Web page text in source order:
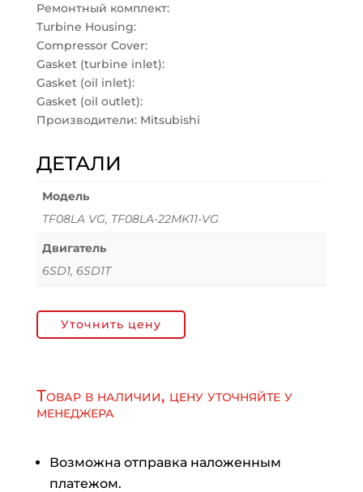
Ремонтный комплект:
Turbine Housing:
Compressor Cover:
Gasket (turbine inlet):
Gasket (oil inlet):
Gasket (oil outlet):
Производители: Mitsubishi
ДЕТАЛИ
Модель
TF08LA VG, TF08LA-22MK11-VG
Двигатель
6SD1, 6SD1T
Уточнить цену
Товар в наличии, цену уточняйте у
менеджера
Возможна отправка наложенным
платежом.